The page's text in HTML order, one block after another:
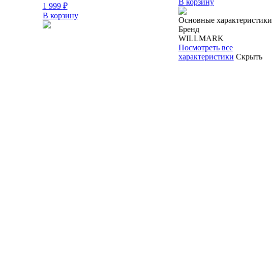
1 999 ₽
В корзину
В корзину
Основные характеристики
Бренд
WILLMARK
Посмотреть все
характеристики Скрыть